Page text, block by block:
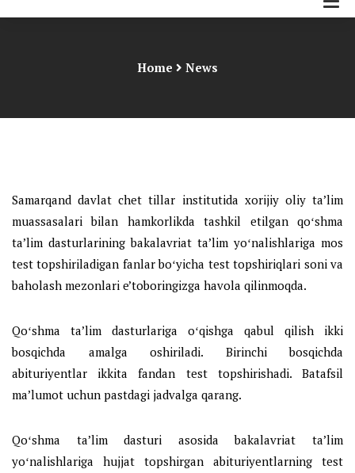
Home News
Samarqand davlat chet tillar institutida xorijiy oliy ta’lim
muassasalari bilan hamkorlikda tashkil etilgan qoʻshma
ta’lim dasturlarining bakalavriat ta’lim yoʻnalishlariga mos
test topshiriladigan fanlar boʻyicha test topshiriqlari soni va
baholash mezonlari e’toboringizga havola qilinmoqda.
Qoʻshma ta’lim dasturlariga oʻqishga qabul qilish ikki
bosqichda amalga oshiriladi. Birinchi bosqichda
abituriyentlar ikkita fandan test topshirishadi. Batafsil
ma’lumot uchun pastdagi jadvalga qarang.
Qoʻshma ta’lim dasturi asosida bakalavriat ta’lim
yoʻnalishlariga hujjat topshirgan abituriyentlarning test